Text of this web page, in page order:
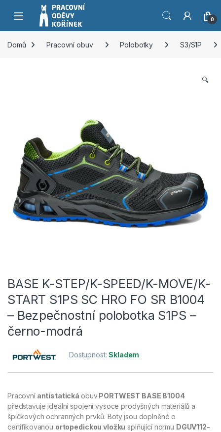
Přeskočit na navigaci
Přeskočit na obsah
0
Domů Pracovní obuv Polobotky S3/S1P
🔍
BASE K-STEP/K-SPEED/K-MOVE/K-
START S1PS SC HRO FO SR B1004
– Bezpečnostní polobotka S1PS –
černo-modrá
Dostupnost:Skladem
Pracovníantistatická obuvPORTWEST BASE B1004
představuje ideální spojení vysoce prodyšných materiálů a
špičkových ochranných prvků. Boty jsou doplněné o
certifikovanou ortopedickou vložku splňující normu DGUV112-